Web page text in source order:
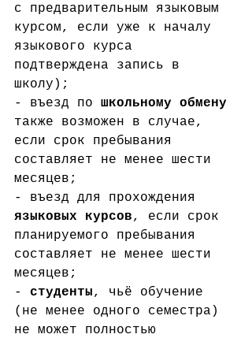
с предварительным языковым
курсом, если уже к началу
языкового курса
подтверждена запись в
школу);
- въезд по школьному обмену
также возможен в случае,
если срок пребывания
составляет не менее шести
месяцев;
- въезд для прохождения
языковых курсов, если срок
планируемого пребывания
составляет не менее шести
месяцев;
- студенты, чьё обучение
(не менее одного семестра)
не может полностью